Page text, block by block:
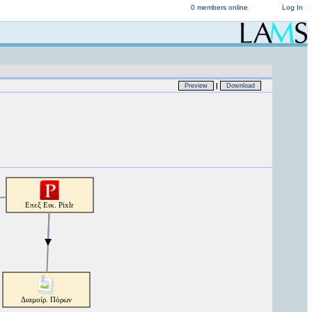
Log In
0 members online
Preview | Download